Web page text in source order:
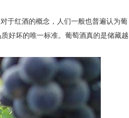
于红酒的概念，人们一般也普遍认为葡
好坏的唯一标准。葡萄酒真的是储藏越